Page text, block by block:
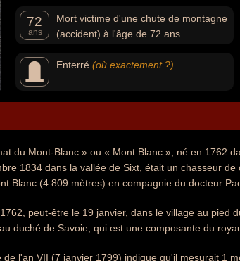
72
ans
Mort victime d'une chute de montagne
(accident) à l'âge de 72 ans.
Enterré (où exactement ?)
du Mont-Blanc » ou « Mont Blanc », né en 1762
1834 dans la vallée de Sixt, était un chasseur
Blanc (4 809 mètres) en compagnie du docteur
peut-être le 19 janvier, dans le village au pied
duché de Savoie, qui est une composante du
l'an VII (7 janvier 1799) indique qu'il mesurait 1